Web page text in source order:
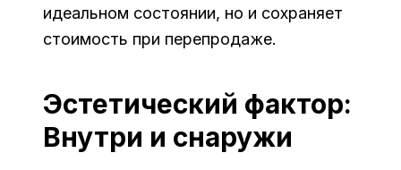
идеальном состоянии, но и сохраняет
стоимость при перепродаже.
Эстетический фактор:
Внутри и снаружи